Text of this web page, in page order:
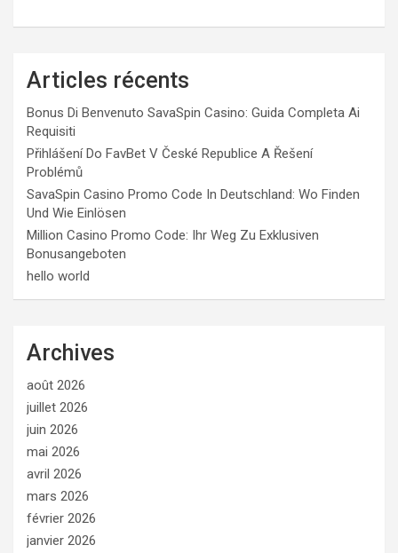
Articles récents
Bonus Di Benvenuto SavaSpin Casino: Guida Completa Ai
Requisiti
Přihlášení Do FavBet V České Republice A Řešení
Problémů
SavaSpin Casino Promo Code In Deutschland: Wo Finden
Und Wie Einlösen
Million Casino Promo Code: Ihr Weg Zu Exklusiven
Bonusangeboten
hello world
Archives
août 2026
juillet 2026
juin 2026
mai 2026
avril 2026
mars 2026
février 2026
janvier 2026